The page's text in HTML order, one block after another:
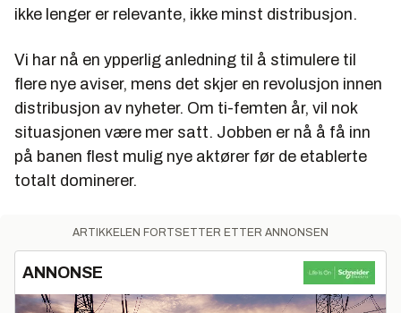
ikke lenger er relevante, ikke minst distribusjon.
Vi har nå en ypperlig anledning til å stimulere til
flere nye aviser, mens det skjer en revolusjon innen
distribusjon av nyheter. Om ti-femten år, vil nok
situasjonen være mer satt. Jobben er nå å få inn
på banen flest mulig nye aktører før de etablerte
totalt dominerer.
ARTIKKELEN FORTSETTER ETTER ANNONSEN
ANNONSE